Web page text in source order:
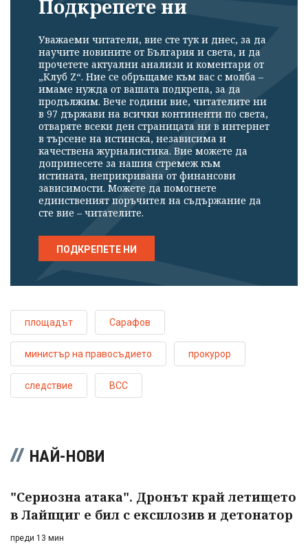
Подкрепете ни
Уважаеми читатели, вие сте тук и днес, за да
научите новините от България и света, и да
прочетете актуални анализи и коментари от
„Клуб Z“. Ние се обръщаме към вас с молба –
имаме нужда от вашата подкрепа, за да
продължим. Вече години вие, читателите ни
в 97 държави на всички континенти по света,
отваряте всеки ден страницата ни в интернет
в търсене на истинска, независима и
качествена журналистика. Вие можете да
допринесете за нашия стремеж към
истината, неприкривана от финансови
зависимости. Можете да помогнете
единственият поръчител на съдържание да
сте вие – читателите.
ПОДКРЕПЕТЕ НИ
площадът Сарафов
министър на правосъдието прокурор
следствие ВСС
НАЙ-НОВИ
"Сериозна атака". Дронът край летището
в Лайпциг е бил с експлозив и детонатор
преди 13 мин